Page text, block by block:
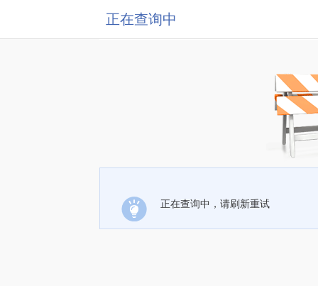
正在查询中
正在查询中，请刷新重试